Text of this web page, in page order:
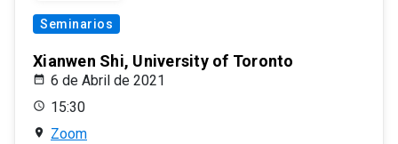
Seminarios
Xianwen Shi, University of Toronto
6 de Abril de 2021
15:30
Zoom